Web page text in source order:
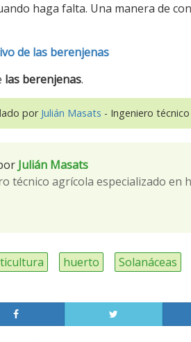
haga falta. Una manera de
de las berenjenas
las berenjenas.
por Julián Masats - Ingeniero
Julián Masats
técnico agrícola especializado
huerto Solanáceas